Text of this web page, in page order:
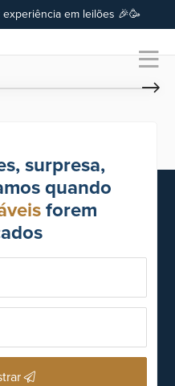
em leilões 🎉🥳
surpresa,
quando
forem